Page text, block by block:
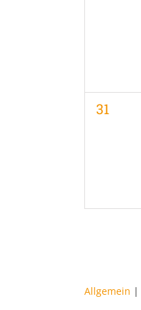
0
31
Allgemein |